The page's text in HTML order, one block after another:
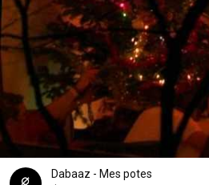
Dabaaz - Mes potes